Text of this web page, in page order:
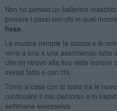
Non ho portato un ballerino
provare i passi con chi in quel
fissa
La musica riempie la stanza e le
vene a una a una assorbendo tutta
che mi ritrovo alla fine della lezione
avessi fatto e con chi.
Torno a casa con la testa tra le
continuare il mio percorso e in
settimana successiva.